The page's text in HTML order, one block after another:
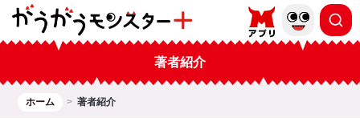
著者紹介
ホーム 著者紹介